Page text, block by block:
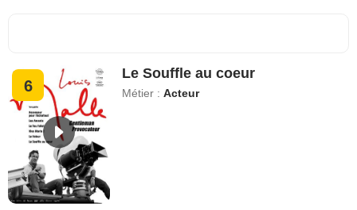
6
Le Souffle au coeur
Métier :Acteur